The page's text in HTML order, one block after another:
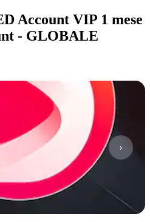
Account VIP 1 mese
- GLOBALE